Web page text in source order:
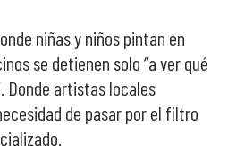
niñas y niños pintan en
se detienen solo “a ver qué
Donde artistas locales
de pasar por el filtro